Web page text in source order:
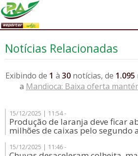
Notícias Relacionadas
Exibindo de 1 à 30notícias, de 1.095
a Mandioca: Baixa oferta
15/12/2025 | 11:54 -
Produção de laranja deve ficar
milhões de caixas pelo segundo
15/12/2025 | 11:46 -